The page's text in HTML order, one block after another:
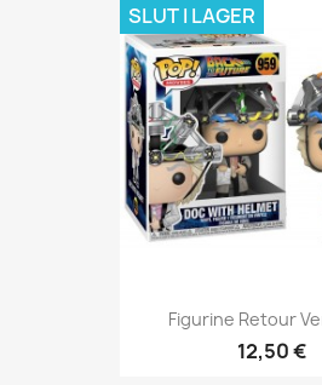
Figurine Retour
12,50 €
SLUT I LAGER